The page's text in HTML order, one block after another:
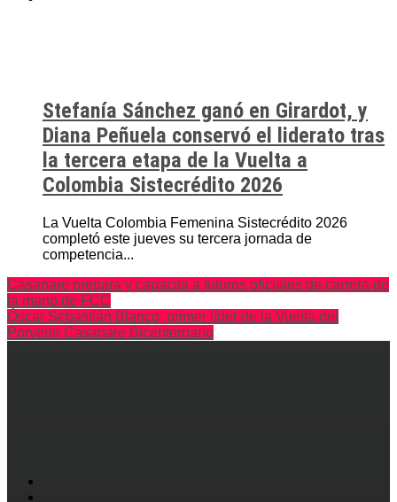
Stefanía Sánchez ganó en Girardot, y
Diana Peñuela conservó el liderato tras
la tercera etapa de la Vuelta a
Colombia Sistecrédito 2026
La Vuelta Colombia Femenina Sistecrédito 2026
completó este jueves su tercera jornada de
competencia...
Casanare prepara y capacita a futuros oficiales de carrera de
la mano de FCC
Óscar Sebastián Blanco, primer líder de la Vuelta del
Porvenir Casanare Bicenternario